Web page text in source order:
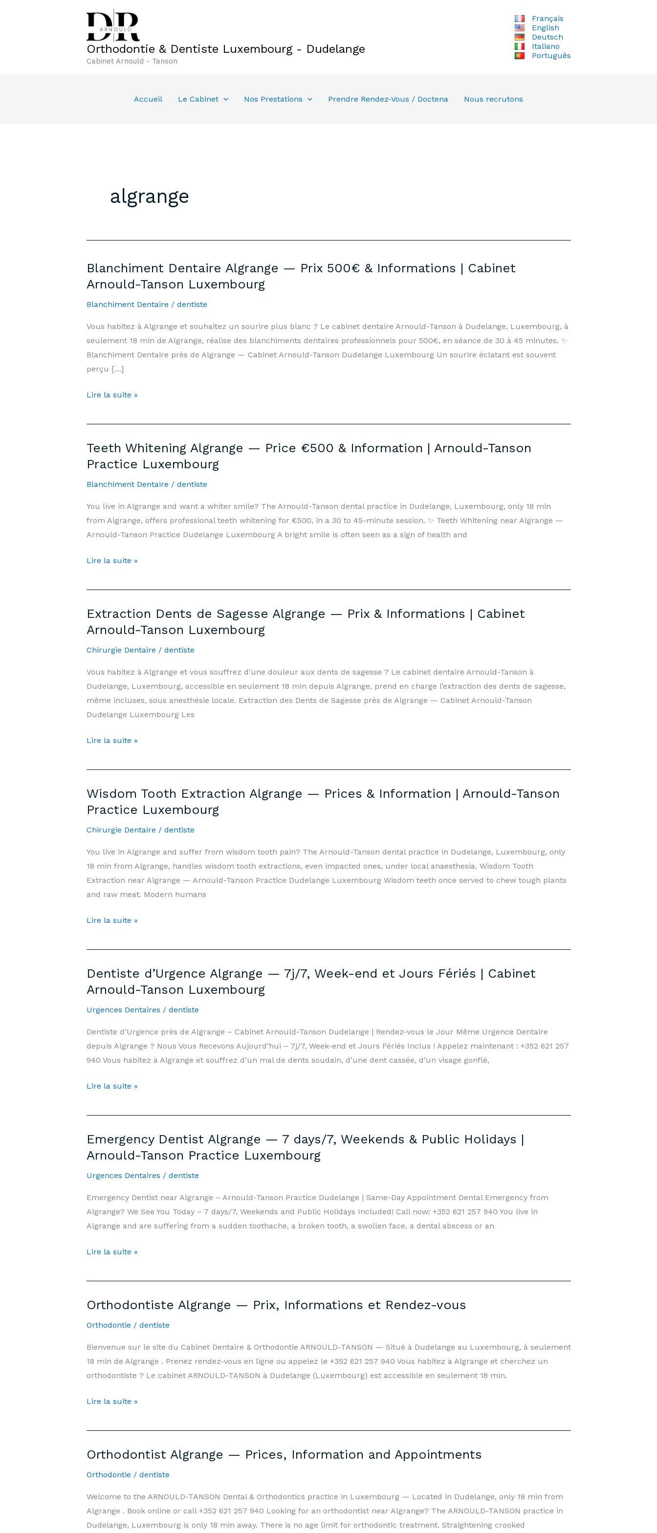
Orthodontie & Dentiste Luxembourg - Dudelange
Cabinet Arnould - Tanson
Français
English
Deutsch
Italiano
Português
Accueil Le Cabinet Nos Prestations Prendre Rendez-Vous / Doctena Nous recrutons
algrange
Blanchiment Dentaire Algrange — Prix 500€ & Informations | Cabinet
Arnould-Tanson Luxembourg
Blanchiment Dentaire / dentiste
Vous habitez à Algrange et souhaitez un sourire plus blanc ? Le cabinet dentaire Arnould-Tanson à Dudelange, Luxembourg, à
seulement 18 min de Algrange, réalise des blanchiments dentaires professionnels pour 500€, en séance de 30 à 45 minutes. ✨
Blanchiment Dentaire près de Algrange — Cabinet Arnould-Tanson Dudelange Luxembourg Un sourire éclatant est souvent
perçu […]
Blanchiment
Algrange
Prix
500€
|
Cabinet
Arnould-
Luxembourg
Lire la suite »
Teeth Whitening Algrange — Price €500 & Information | Arnould-Tanson
Practice Luxembourg
Blanchiment Dentaire / dentiste
You live in Algrange and want a whiter smile? The Arnould-Tanson dental practice in Dudelange, Luxembourg, only 18 min
from Algrange, offers professional teeth whitening for €500, in a 30 to 45-minute session. ✨ Teeth Whitening near Algrange —
Arnould-Tanson Practice Dudelange Luxembourg A bright smile is often seen as a sign of health and
Teeth
Algrange
Price
€500
|
Arnould-
Tanson
Practice
Lire la suite »
Extraction Dents de Sagesse Algrange — Prix & Informations | Cabinet
Arnould-Tanson Luxembourg
Chirurgie Dentaire / dentiste
Vous habitez à Algrange et vous souffrez d’une douleur aux dents de sagesse ? Le cabinet dentaire Arnould-Tanson à
Dudelange, Luxembourg, accessible en seulement 18 min depuis Algrange, prend en charge l’extraction des dents de sagesse,
même incluses, sous anesthésie locale. Extraction des Dents de Sagesse près de Algrange — Cabinet Arnould-Tanson
Dudelange Luxembourg Les
Extraction
de
Algrange
—
Prix
Informations
|
Cabinet
Arnould-
Luxembourg
Lire la suite »
Wisdom Tooth Extraction Algrange — Prices & Information | Arnould-Tanson
Practice Luxembourg
Chirurgie Dentaire / dentiste
You live in Algrange and suffer from wisdom tooth pain? The Arnould-Tanson dental practice in Dudelange, Luxembourg, only
18 min from Algrange, handles wisdom tooth extractions, even impacted ones, under local anaesthesia. Wisdom Tooth
Extraction near Algrange — Arnould-Tanson Practice Dudelange Luxembourg Wisdom teeth once served to chew tough plants
and raw meat. Modern humans
Wisdom
Extraction
—
Prices
|
Arnould-
Tanson
Luxembourg
Lire la suite »
Dentiste d’Urgence Algrange — 7j/7, Week-end et Jours Fériés | Cabinet
Arnould-Tanson Luxembourg
Urgences Dentaires / dentiste
Dentiste d’Urgence près de Algrange – Cabinet Arnould-Tanson Dudelange | Rendez-vous le Jour Même Urgence Dentaire
depuis Algrange ? Nous Vous Recevons Aujourd’hui – 7j/7, Week-end et Jours Fériés Inclus ! Appelez maintenant : +352 621 257
940 Vous habitez à Algrange et souffrez d’un mal de dents soudain, d’une dent cassée, d’un visage gonflé,
Dentiste
Algrange
7j/7,
Week-
Jours
Fériés
|
Arnould-
Luxembourg
Lire la suite »
Emergency Dentist Algrange — 7 days/7, Weekends & Public Holidays |
Arnould-Tanson Practice Luxembourg
Urgences Dentaires / dentiste
Emergency Dentist near Algrange – Arnould-Tanson Practice Dudelange | Same-Day Appointment Dental Emergency from
Algrange? We See You Today – 7 days/7, Weekends and Public Holidays Included! Call now: +352 621 257 940 You live in
Algrange and are suffering from a sudden toothache, a broken tooth, a swollen face, a dental abscess or an
Emergency
Algrange
7
days/7,
&
Public
Holidays
Arnould-
Luxembourg
Lire la suite »
Orthodontiste Algrange — Prix, Informations et Rendez-vous
Orthodontie / dentiste
Bienvenue sur le site du Cabinet Dentaire & Orthodontie ARNOULD-TANSON — Situé à Dudelange au Luxembourg, à seulement
18 min de Algrange . Prenez rendez-vous en ligne ou appelez le +352 621 257 940 Vous habitez à Algrange et cherchez un
orthodontiste ? Le cabinet ARNOULD-TANSON à Dudelange (Luxembourg) est accessible en seulement 18 min.
Orthodontiste
—
Informations
et
vous
Lire la suite »
Orthodontist Algrange — Prices, Information and Appointments
Orthodontie / dentiste
Welcome to the ARNOULD-TANSON Dental & Orthodontics practice in Luxembourg — Located in Dudelange, only 18 min from
Algrange . Book online or call +352 621 257 940 Looking for an orthodontist near Algrange? The ARNOULD-TANSON practice in
Dudelange, Luxembourg is only 18 min away. There is no age limit for orthodontic treatment. Straightening crooked